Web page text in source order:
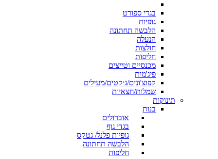
בגדי ספורט
גופיות
הלבשה תחתונה
הנעלה
חולצות
חליפות
מכנסיים וטייצים
פיג'מות
קפוצ'ונים/ג׳קטים/מעילים
שמלות/חצאיות
תינוקות
בנות
אוברולים
בגדי גוף
גופיות פלנל/ גטקס
הלבשה תחתונה
חליפות